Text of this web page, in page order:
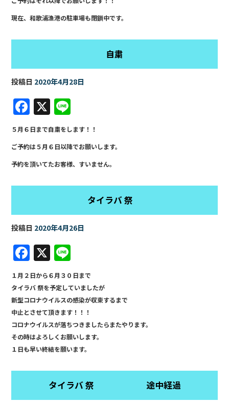
e
b
o
k
現在、和歌浦漁港の駐車場も閉鎖中です。
自粛
投稿日 2020年4月28日
F
a
c
e
b
o
k
X
n
e
５月６日まで自粛をします！！
ご予約は５月６日以降でお願いします。
予約を頂いてたお客様、すいません。
タイラバ 祭
投稿日 2020年4月26日
F
a
c
e
b
o
o
k
X
n
e
１月２日から６月３０日まで
タイラバ 祭を予定していましたが
新型コロナウイルスの感染が収束するまで
中止とさせて頂きます！！！
コロナウイルスが落ちつきましたらまたやります。
その時はよろしくお願いします。
１日も早い終結を願います。
タイラバ 祭 途中経過